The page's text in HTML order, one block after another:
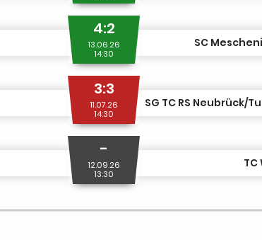
4:2
13.06.26
14:30
SC
3:3
11.07.26
14:30
-
12.09.26
13:30
TC